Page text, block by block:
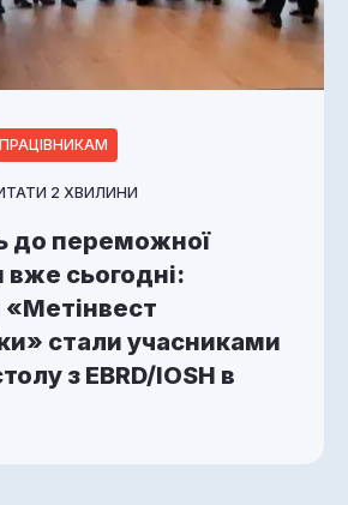
ПРАЦІВНИКАМ
2 ХВИЛИНИ
до переможної
вже сьогодні:
«Метінвест
стали учасниками
з EBRD/IOSH в